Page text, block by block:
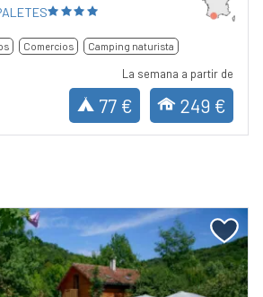
Comercios Camping naturista
La semana a partir de
77 € 249 €